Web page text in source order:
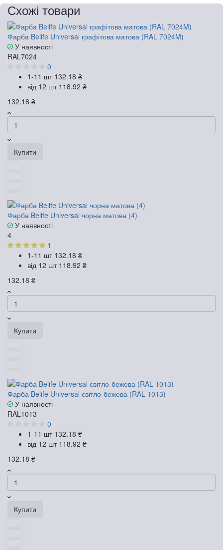
Схожі товари
Фарба Belife Universal графітова матова (RAL 7024M)
У наявності
RAL7024
0
1-11 шт 132.18 ₴
від 12 шт 118.92 ₴
132.18 ₴
Купити
Фарба Belife Universal чорна матова (4)
У наявності
4
1
1-11 шт 132.18 ₴
від 12 шт 118.92 ₴
132.18 ₴
Купити
Фарба Belife Universal світло-бежева (RAL 1013)
У наявності
RAL1013
0
1-11 шт 132.18 ₴
від 12 шт 118.92 ₴
132.18 ₴
Купити